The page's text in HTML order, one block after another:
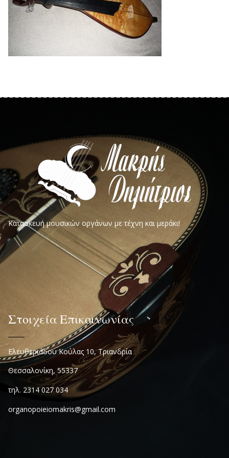
Κατασκευή μουσικών οργάνων με τέχνη και μεράκι!
Στοιχεία Επικοινωνίας
Ελευθεριάδου Κούλας 10, Τριανδρία
Θεσσαλονίκη, 55337
τηλ. 2314 027 034
organopoieiomakris@gmail.com